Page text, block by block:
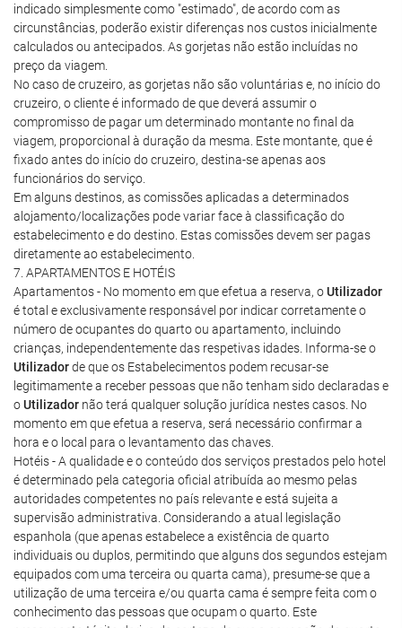
indicado simplesmente como "estimado", de acordo com as
circunstâncias, poderão existir diferenças nos custos inicialmente
calculados ou antecipados. As gorjetas não estão incluídas no
preço da viagem.
No caso de cruzeiro, as gorjetas não são voluntárias e, no início do
cruzeiro, o cliente é informado de que deverá assumir o
compromisso de pagar um determinado montante no final da
viagem, proporcional à duração da mesma. Este montante, que é
fixado antes do início do cruzeiro, destina-se apenas aos
funcionários do serviço.
Em alguns destinos, as comissões aplicadas a determinados
alojamento/localizações pode variar face à classificação do
estabelecimento e do destino. Estas comissões devem ser pagas
diretamente ao estabelecimento.
7. APARTAMENTOS E HOTÉIS
Apartamentos - No momento em que efetua a reserva, oUtilizador
é total e exclusivamente responsável por indicar corretamente o
número de ocupantes do quarto ou apartamento, incluindo
crianças, independentemente das respetivas idades. Informa-se o
Utilizadorde que os Estabelecimentos podem recusar-se
legitimamente a receber pessoas que não tenham sido declaradas e
oUtilizador não terá qualquer solução jurídica nestes casos. No
momento em que efetua a reserva, será necessário confirmar a
hora e o local para o levantamento das chaves.
Hotéis - A qualidade e o conteúdo dos serviços prestados pelo hotel
é determinado pela categoria oficial atribuída ao mesmo pelas
autoridades competentes no país relevante e está sujeita a
supervisão administrativa. Considerando a atual legislação
espanhola (que apenas estabelece a existência de quarto
individuais ou duplos, permitindo que alguns dos segundos estejam
equipados com uma terceira ou quarta cama), presume-se que a
utilização de uma terceira e/ou quarta cama é sempre feita com o
conhecimento das pessoas que ocupam o quarto. Este